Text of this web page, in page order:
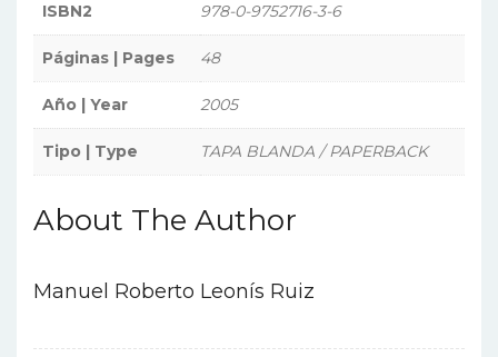
ISBN2 978-0-9752716-3-6
Páginas | Pages 48
Año | Year 2005
Tipo | Type TAPA BLANDA / PAPERBACK
About The Author
Manuel Roberto Leonís Ruiz